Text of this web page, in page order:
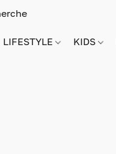
LIFESTYLE KIDS